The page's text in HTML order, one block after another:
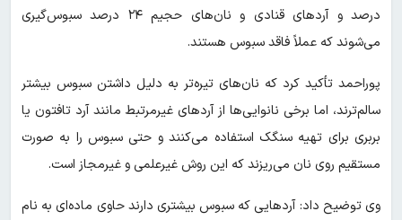
درصد و آردهای قنادی و نان‌های حجیم ۲۴ درصد سبوس‌گیری
می‌شوند که عملاً فاقد سبوس هستند.
پوراحمد تأکید کرد که نان‌های تیره‌تر به دلیل داشتن سبوس بیشتر
سالم‌ترند، اما برخی نانوایی‌ها از آردهای غیرمرتبط مانند آرد تافتون یا
بربری برای تهیه سنگک استفاده می‌کنند و حتی سبوس را به صورت
مستقیم روی نان می‌ریزند که این روش غیرعلمی و غیرمجاز است.
وی توضیح داد: آردهایی که سبوس بیشتری دارند حاوی ماده‌ای به نام